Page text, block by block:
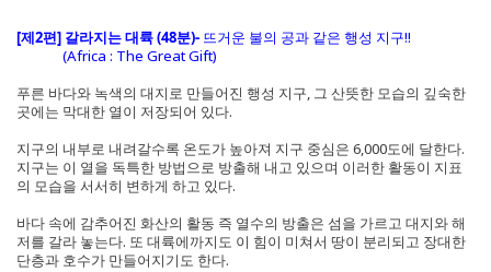
[제2편] 갈라지는 대륙 (48분)- 뜨거운 불의 공과 같은 행성 지구!!
(Africa : The Great Gift)
푸른 바다와 녹색의 대지로 만들어진 행성 지구, 그 산뜻한 모습의 깊숙한
곳에는 막대한 열이 저장되어 있다.
지구의 내부로 내려갈수록 온도가 높아져 지구 중심은 6,000도에 달한다.
지구는 이 열을 독특한 방법으로 방출해 내고 있으며 이러한 활동이 지표
의 모습을 서서히 변하게 하고 있다.
바다 속에 감추어진 화산의 활동 즉 열수의 방출은 섬을 가르고 대지와 해
저를 갈라 놓는다. 또 대륙에까지도 이 힘이 미쳐서 땅이 분리되고 장대한
단층과 호수가 만들어지기도 한다.